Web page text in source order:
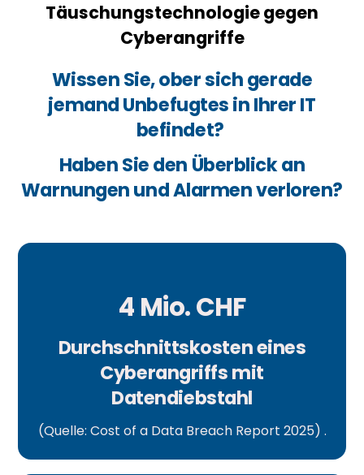
Täuschungstechnologie gegen
Cyberangriffe
Wissen Sie, ober sich gerade
jemand Unbefugtes in Ihrer IT
befindet?
Haben Sie den Überblick an
Warnungen und Alarmen verloren?
4 Mio. CHF
Durchschnittskosten eines
Cyberangriffs mit
Datendiebstahl
(Quelle: Cost of a Data Breach Report 2025) .